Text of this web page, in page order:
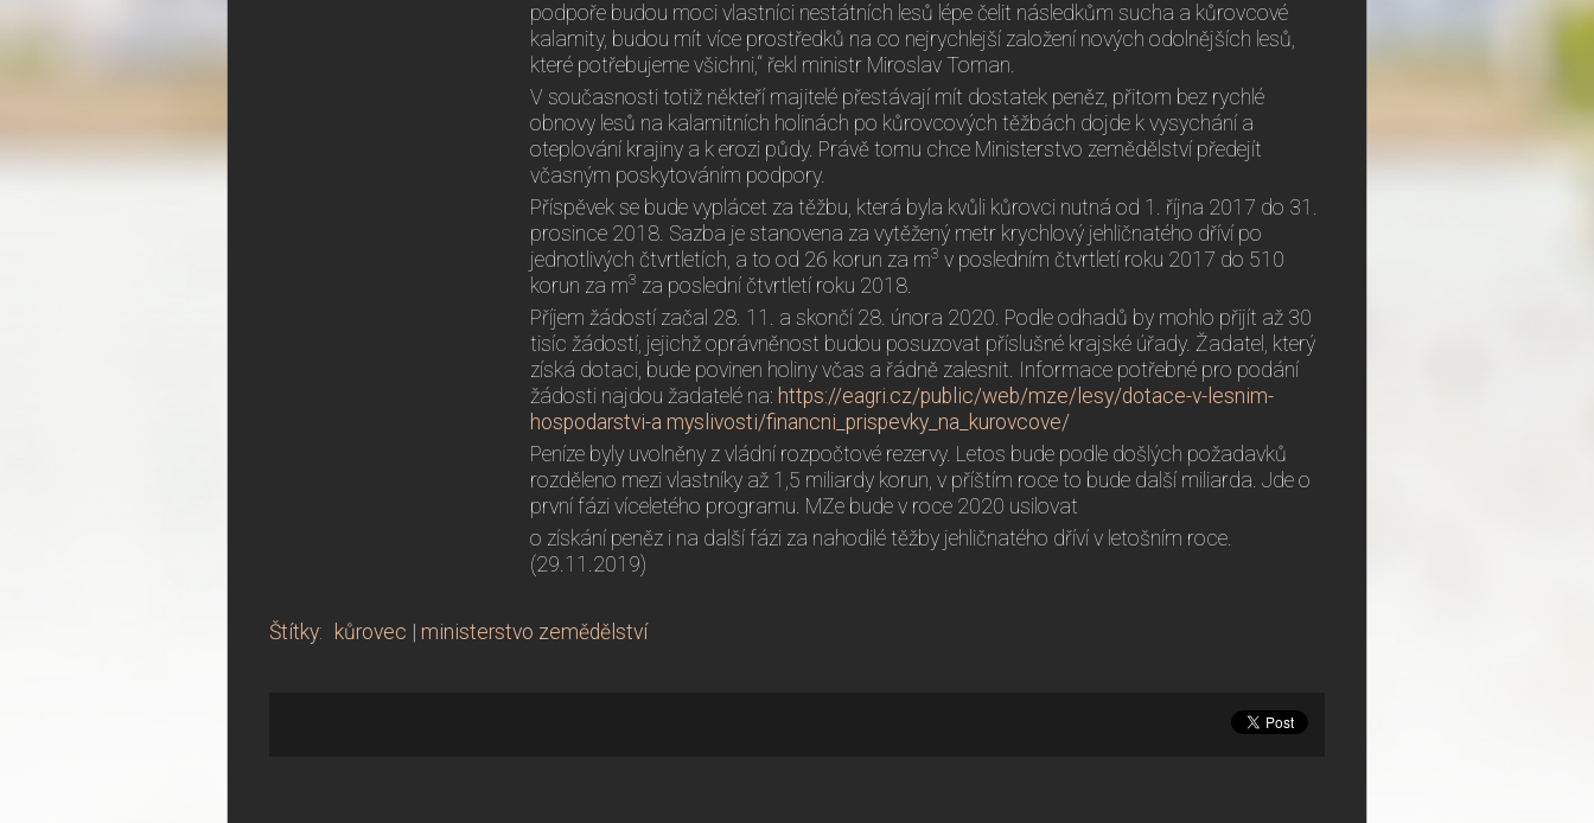
podpoře budou moci vlastníci nestátních lesů lépe čelit následkům sucha a kůrovcové
kalamity, budou mít více prostředků na co nejrychlejší založení nových odolnějších lesů,
které potřebujeme všichni,“ řekl ministr Miroslav Toman.
V současnosti totiž někteří majitelé přestávají mít dostatek peněz, přitom bez rychlé
obnovy lesů na kalamitních holinách po kůrovcových těžbách dojde k vysychání a
oteplování krajiny a k erozi půdy. Právě tomu chce Ministerstvo zemědělství předejít
včasným poskytováním podpory.
Příspěvek se bude vyplácet za těžbu, která byla kvůli kůrovci nutná od 1. října 2017 do 31.
prosince 2018. Sazba je stanovena za vytěžený metr krychlový jehličnatého dříví po
jednotlivých čtvrtletích, a to od 26 korun za m3 v posledním čtvrtletí roku 2017 do 510
korun za m3 za poslední čtvrtletí roku 2018.
Příjem žádostí začal 28. 11. a skončí 28. února 2020. Podle odhadů by mohlo přijít až 30
tisíc žádostí, jejichž oprávněnost budou posuzovat příslušné krajské úřady. Žadatel, který
získá dotaci, bude povinen holiny včas a řádně zalesnit. Informace potřebné pro podání
žádosti najdou žadatelé na: https://eagri.cz/public/web/mze/lesy/dotace-v-lesnim-
hospodarstvi-a myslivosti/financni_prispevky_na_kurovcove/
Peníze byly uvolněny z vládní rozpočtové rezervy. Letos bude podle došlých požadavků
rozděleno mezi vlastníky až 1,5 miliardy korun, v příštím roce to bude další miliarda. Jde o
první fázi víceletého programu. MZe bude v roce 2020 usilovat
o získání peněz i na další fázi za nahodilé těžby jehličnatého dříví v letošním roce.
(29.11.2019)
Štítky: kůrovec ministerstvo zemědělství